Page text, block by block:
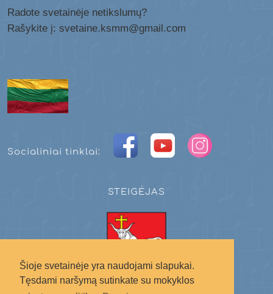
Šioje svetainėje yra naudojami slapukai.
Tęsdami naršymą sutinkate su mokyklos
Radote svetainėje netikslumų?
Rašykite į: svetaine.ksmm@gmail.com
Socialiniai tinklai:
STEIGĖJAS